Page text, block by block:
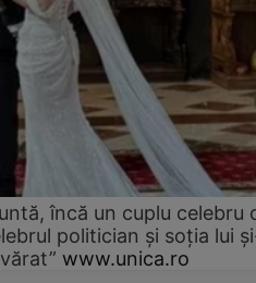
încă un cuplu celebru
politician și soția lui
www.unica.ro